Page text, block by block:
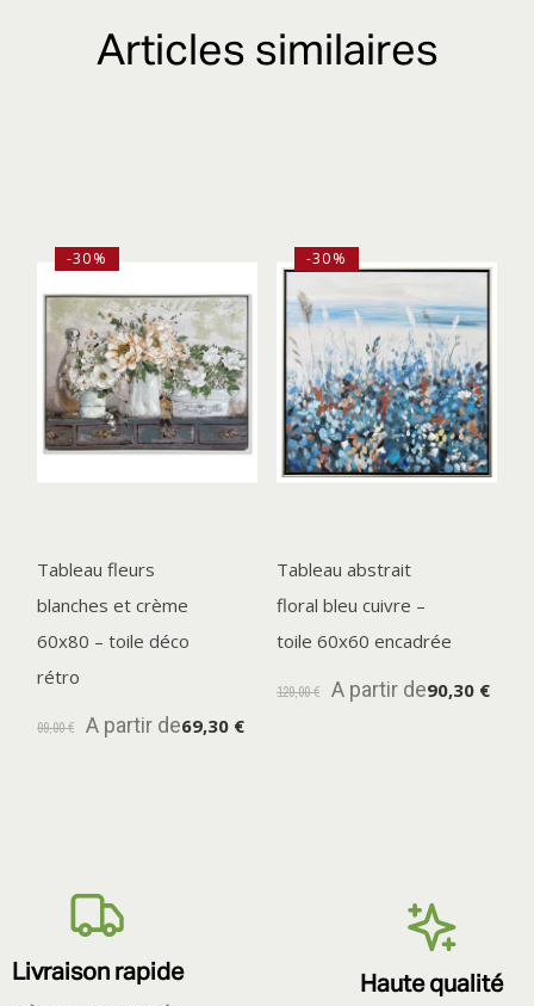
Articles similaires
Tableau fleurs
blanches et crème
60x80 – toile déco
rétro
99,00 € A partir de69,30 €
-30%
Tableau abstrait
floral bleu cuivre –
toile 60x60 encadrée
129,00 € A partir de90,30 €
-30%
Livraison rapide Haute qualité